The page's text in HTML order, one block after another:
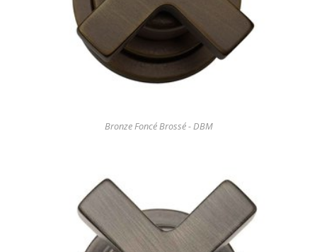
Bronze Foncé Brossé - DBM